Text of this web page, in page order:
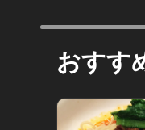
おすす